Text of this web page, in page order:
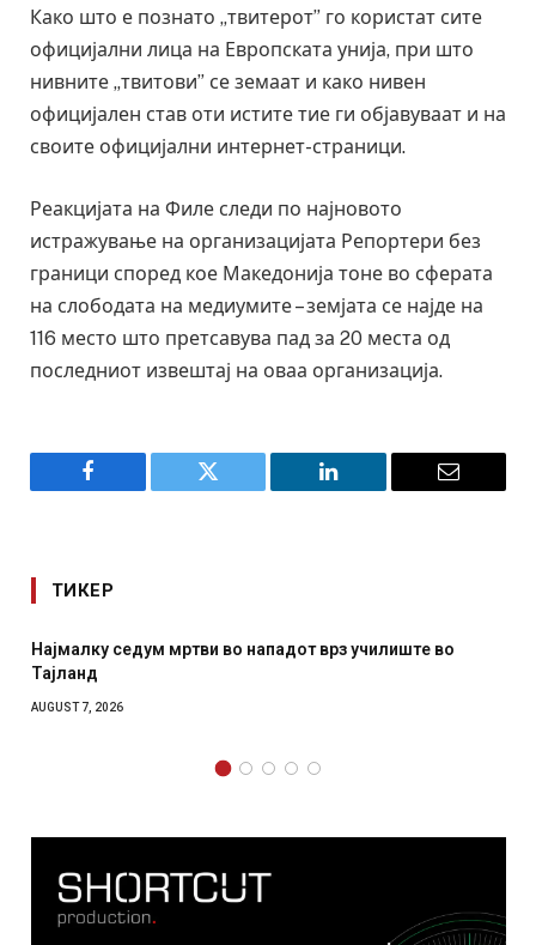
Како што е познато „твитерот” го користат сите
официјални лица на Европската унија, при што
нивните „твитови” се земаат и како нивен
официјален став оти истите тие ги објавуваат и на
своите официјални интернет-страници.
Реакцијата на Филе следи по најновото
истражување на организацијата Репортери без
граници според кое Македонија тоне во сферата
на слободата на медиумите – земјата се најде на
116 место што претсавува пад за 20 места од
последниот извештај на оваа организација.
Facebook Twitter LinkedIn Email
ТИКЕР
врз училиште во
СОЗИС: Украинците повеќе им